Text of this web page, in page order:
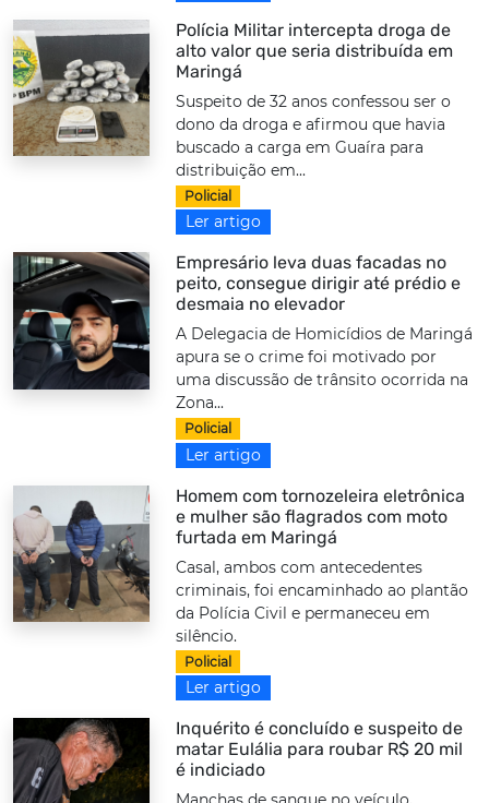
Polícia Militar intercepta droga de
alto valor que seria distribuída em
Maringá
Suspeito de 32 anos confessou ser o
dono da droga e afirmou que havia
buscado a carga em Guaíra para
distribuição em...
Policial
Ler artigo
Empresário leva duas facadas no
peito, consegue dirigir até prédio e
desmaia no elevador
A Delegacia de Homicídios de Maringá
apura se o crime foi motivado por
uma discussão de trânsito ocorrida na
Zona...
Policial
Ler artigo
Homem com tornozeleira eletrônica
e mulher são flagrados com moto
furtada em Maringá
Casal, ambos com antecedentes
criminais, foi encaminhado ao plantão
da Polícia Civil e permaneceu em
silêncio.
Policial
Ler artigo
Inquérito é concluído e suspeito de
matar Eulália para roubar R$ 20 mil
é indiciado